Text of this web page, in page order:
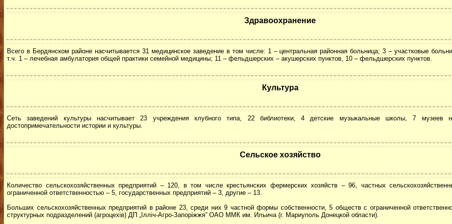
Здравоохранение
Всего в Бердянском районе насчитывается 31 медицинское заведение в том числе: 1 – центральная районная больница; 3 – участковые
т.ч. 1 – лечебная амбулатория общей практики семейной медицины; 11 – фельдшерских – акушерских пунктов, 10 – фельдшерских пунктов.
Культура
Сеть заведений культуры насчитывает 23 учреждения клубного типа, 22 библиотеки, 4 детские музыкальные школы, 7 музеев
достопримечательности истории и культуры.
Сельское хозяйство
Количество сельскохозяйственных предприятий – 120, в том числе крестьянских фермерских хозяйств – 96, частных
ограниченной ответственностью – 5, государственных предприятий – 3, другие – 13.
Больших сельскохозяйственных предприятий в районе 23, среди них 9 частной формы собственности, 5 обществ с ограниченной
структурных подразделений (агроцехів) ДП „Ілліч-Агро-Запоріжжя” ОАО ММК им. Ильича (г. Мариуполь Донецкой области).